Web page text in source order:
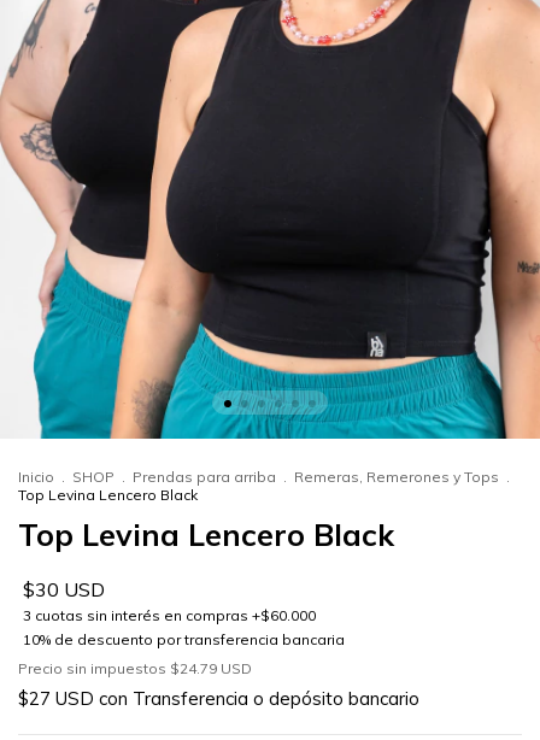
Inicio . SHOP . Prendas para arriba . Remeras, Remerones y Tops .
Top Levina Lencero Black
Top Levina Lencero Black
$30 USD
Precio sin impuestos $24.79 USD
$27 USD con Transferencia o depósito bancario